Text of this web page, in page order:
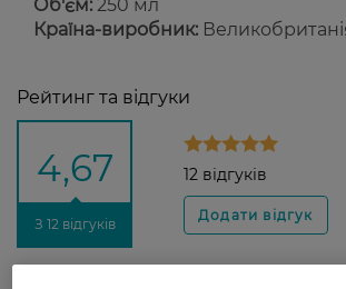
Об'єм: 250 мл
Країна-виробник:
Рейтинг та відгуки
4,67
З 12 відгуків
12 відгуків